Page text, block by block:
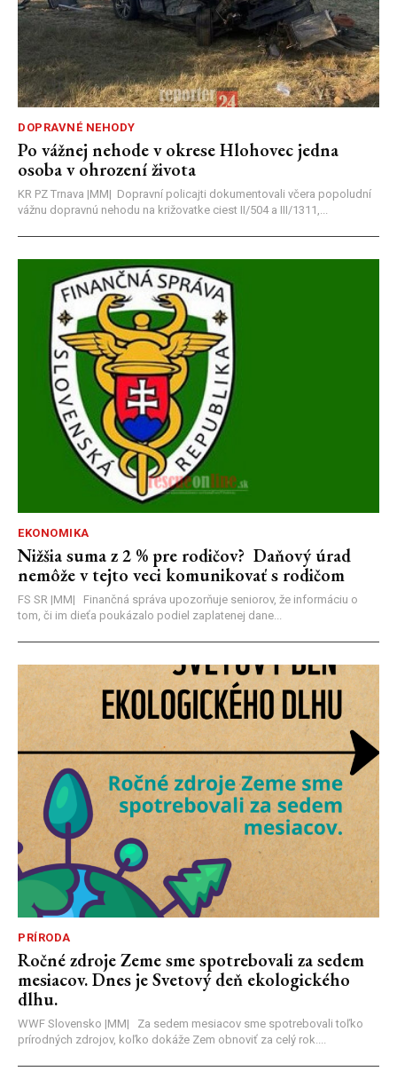
DOPRAVNÉ NEHODY
Po vážnej nehode v okrese Hlohovec jedna
osoba v ohrození života
KR PZ Trnava |MM| Dopravní policajti dokumentovali včera popoludní
vážnu dopravnú nehodu na križovatke ciest II/504 a III/1311,...
EKONOMIKA
Nižšia suma z 2 % pre rodičov? Daňový úrad
nemôže v tejto veci komunikovať s rodičom
FS SR |MM| Finančná správa upozorňuje seniorov, že informáciu o
tom, či im dieťa poukázalo podiel zaplatenej dane...
PRÍRODA
Ročné zdroje Zeme sme spotrebovali za sedem
mesiacov. Dnes je Svetový deň ekologického
dlhu.
WWF Slovensko |MM| Za sedem mesiacov sme spotrebovali toľko
prírodných zdrojov, koľko dokáže Zem obnoviť za celý rok....